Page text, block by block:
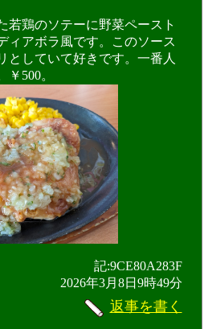
若鶏のソテーに野菜ペースト
ィアボラ風です。このソース
としていて好きです。一番人
500。
記:9CE80A283F
2026年3月8日9時49分
返事を書く